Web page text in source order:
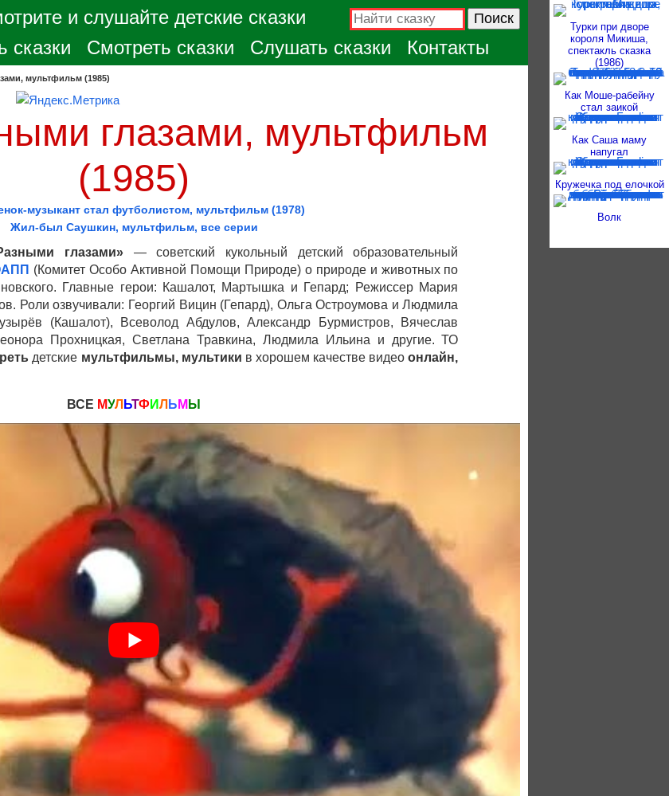
Турки при дворе
короля Микиша,
спектакль сказка
(1986)
Как Моше-рабейну
стал заикой
Как Саша маму
напугал
Кружечка под елочкой
Волк
и слушайте детские сказки
сказки Смотреть сказки Слушать сказки Контакты
мультфильм (1985)
глазами, мультфильм
(1985)
музыкант стал футболистом, мультфильм (1978)
Жил-был Саушкин, мультфильм, все серии
глазами»— советский кукольный детский образовательный
(Комитет Особо Активной Помощи Природе) о природе и животных по
Главные герои: Кашалот, Мартышка и Гепард; Режиссер Мария
Роли озвучивали: Георгий Вицин (Гепард), Ольга Остроумова и Людмила
(Кашалот), Всеволод Абдулов, Александр Бурмистров, Вячеслав
Прохницкая, Светлана Травкина, Людмила Ильина и другие. ТО
детские мультфильмы, мультики в хорошем качестве видеоонлайн,
ВСЕ МУЛ ЬТФ ИЛ Ь М Ы